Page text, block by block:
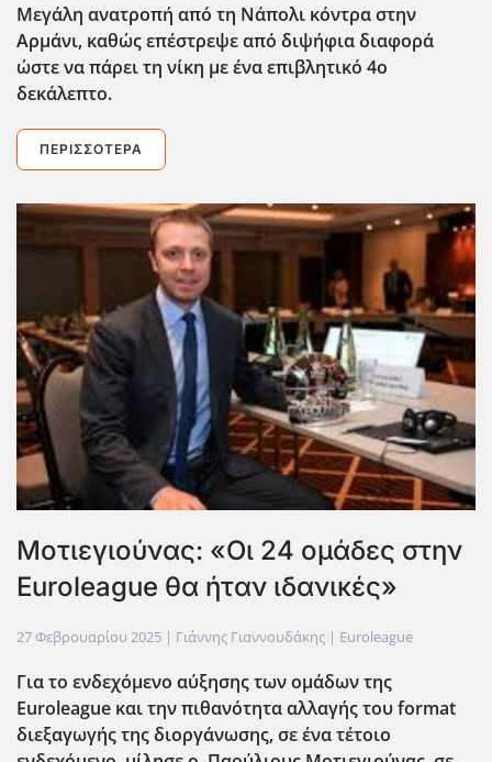
Μεγάλη ανατροπή από τη Νάπολι κόντρα στην
Αρμάνι, καθώς επέστρεψε από διψήφια διαφορά
ώστε να πάρει τη νίκη με ένα επιβλητικό 4ο
δεκάλεπτο.
ΠΕΡΙΣΣΌΤΕΡΑ
Μοτιεγιούνας: «Οι 24 ομάδες στην
Euroleague θα ήταν ιδανικές»
27 Φεβρουαρίου 2025 | Γιάννης Γιαννουδάκης | Euroleague
Για το ενδεχόμενο αύξησης των ομάδων της
Euroleague και την πιθανότητα αλλαγής του format
διεξαγωγής της διοργάνωσης, σε ένα τέτοιο